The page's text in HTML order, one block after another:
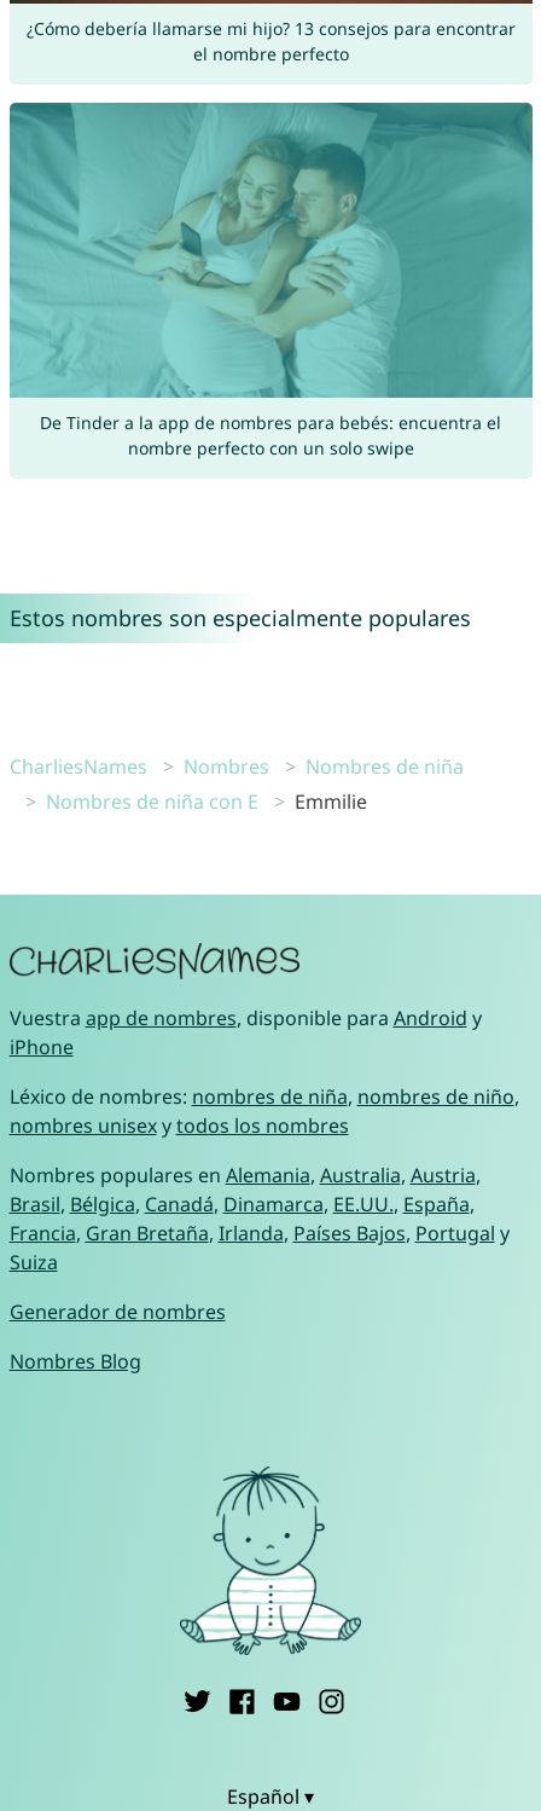
¿Cómo debería llamarse mi hijo? 13 consejos para encontrar
el nombre perfecto
De Tinder a la app de nombres para bebés: encuentra el
nombre perfecto con un solo swipe
Estos nombres son especialmente populares
CharliesNames Nombres
Nombres de niña
Nombres de niña con E
Emmilie
Vuestra app de nombres, disponible para Android y
iPhone
Léxico de nombres: nombres de niña, nombres de niño,
nombres unisexytodos los nombres
Nombres populares en Alemania, Australia, Austria,
Brasil, Bélgica, Canadá, Dinamarca, EE.UU., España,
Francia, Gran Bretaña, Irlanda, Países Bajos, Portugal y
Suiza
Generador de nombres
Nombres Blog
Español ▾